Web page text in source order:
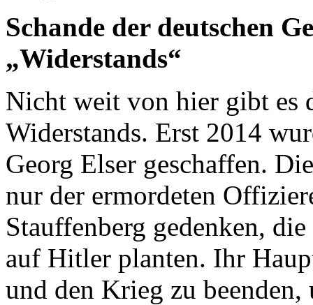
Schande der deutschen
„Widerstands“
Nicht weit von hier gibt es
Widerstands. Erst 2014
Georg Elser geschaffen.
nur der ermordeten
Stauffenberg gedenken,
auf Hitler planten. Ihr
und den Krieg zu